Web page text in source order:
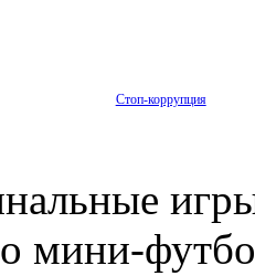
Стоп-коррупция
мини-